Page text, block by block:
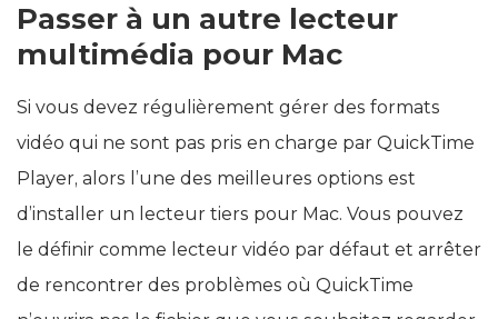
Passer à un autre lecteur
multimédia pour Mac
Si vous devez régulièrement gérer des formats
vidéo qui ne sont pas pris en charge par QuickTime
Player, alors l’une des meilleures options est
d’installer un lecteur tiers pour Mac. Vous pouvez
le définir comme lecteur vidéo par défaut et arrêter
de rencontrer des problèmes où QuickTime